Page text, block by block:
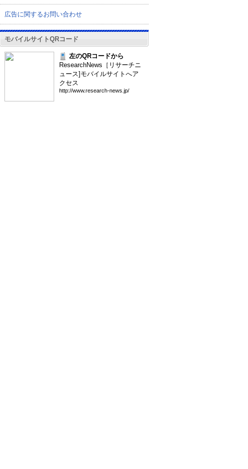
広告に関するお問い合わせ
モバイルサイトQRコード
左のQRコードから
ResearchNews［リサーチニ
ュース]モバイルサイトへア
クセス
http://www.research-news .jp/